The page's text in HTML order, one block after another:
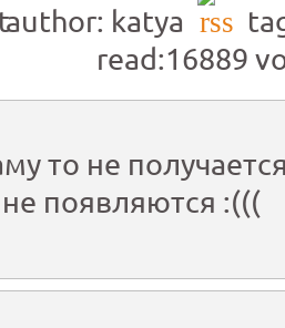
author: katya
read:16889
то не
появляются :(((